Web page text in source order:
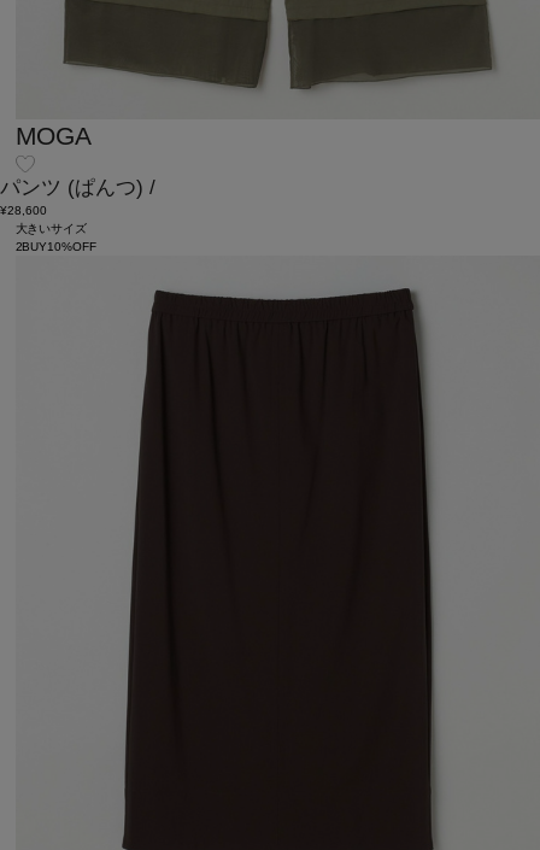
MOGA
パンツ (ぱんつ) /
¥28,600
大きいサイズ
2BUY10%OFF